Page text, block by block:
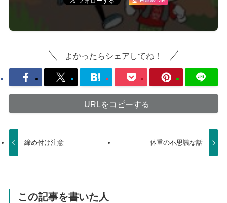
よかったらシェアしてね！
URLをコピーする
締め付け注意 体重の不思議な話
この記事を書いた人